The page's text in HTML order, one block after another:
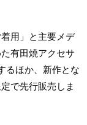
用」と主要メデ
有田焼アクセサ
るほか、新作とな
で先行販売しま